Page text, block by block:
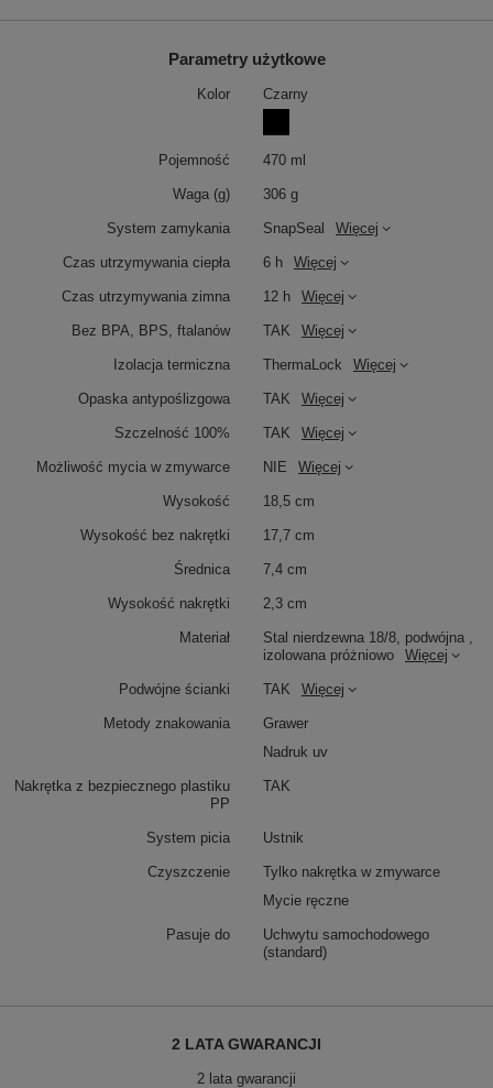
Parametry użytkowe
Kolor Czarny
Pojemność 470 ml
Waga (g) 306 g
System zamykania SnapSeal Więcej
Czas utrzymywania ciepła 6 h Więcej
Czas utrzymywania zimna 12 h Więcej
Bez BPA, BPS, ftalanów TAK Więcej
Izolacja termiczna ThermaLock Więcej
Opaska antypoślizgowa TAK Więcej
Szczelność 100% TAK Więcej
Możliwość mycia w zmywarce NIE Więcej
Wysokość 18,5 cm
Wysokość bez nakrętki 17,7 cm
Średnica 7,4 cm
Wysokość nakrętki 2,3 cm
Materiał
Stal nierdzewna 18/8, podwójna ,
izolowana próżniowo
Więcej
Podwójne ścianki TAK Więcej
Metody znakowania
Grawer
Nadruk uv
Nakrętka z bezpiecznego plastiku
PP
TAK
System picia Ustnik
Czyszczenie
Tylko nakrętka w zmywarce
Mycie ręczne
Pasuje do
Uchwytu samochodowego
(standard)
2 LATA GWARANCJI
2 lata gwarancji